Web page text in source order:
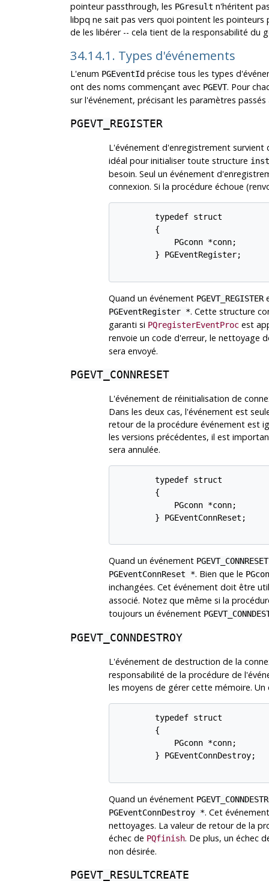
pointeur passthrough, les PGresult n'héritent
libpq ne sait pas vers quoi pointent les pointeurs
de les libérer -- cela tient de la responsabilité du
34.14.1. Types d'événements
L'enum PGEventIdprécise tous les types
ont des noms commençant avec PGEVT. Pour
sur l'événement, précisant les paramètres
PGEVT_REGISTER
L'événement d'enregistrement survient
idéal pour initialiser toute structure
besoin. Seul un événement
connexion. Si la procédure échoue
        typedef struct
        {
            PGconn *conn;
        } PGEventRegister;
Quand un événement PGEVT_REGISTER
PGEventRegister *. Cette structure
garanti si PQregisterEventProcest
renvoie un code d'erreur, le nettoyage
sera envoyé.
PGEVT_CONNRESET
L'événement de réinitialisation de
Dans les deux cas, l'événement est
retour de la procédure événement est
les versions précédentes, il est
sera annulée.
        typedef struct
        {
            PGconn *conn;
        } PGEventConnReset;
Quand un événement PGEVT_CONNRESET
PGEventConnReset *. Bien que le
inchangées. Cet événement doit être
associé. Notez que même si la
toujours un événement
PGEVT_CONNDESTROY
L'événement de destruction de la
responsabilité de la procédure de
les moyens de gérer cette mémoire.
        typedef struct
        {
            PGconn *conn;
        } PGEventConnDestroy;
Quand un événement
PGEventConnDestroy *. Cet
nettoyages. La valeur de retour de la
échec de PQfinish. De plus, un échec
non désirée.
PGEVT_RESULTCREATE